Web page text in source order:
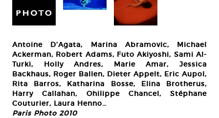
Antoine D’Agata, Marina Abramovic, Michael
Ackerman, Robert Adams, Futo Akiyoshi, Sami Al-
Turki, Holly Andres, Marie Amar, Jessica
Backhaus, Roger Ballen, Dieter Appelt, Eric Aupol,
Rita Barros, Katharina Bosse, Elina Brotherus,
Harry Callahan, Ohilippe Chancel, Stéphane
Couturier, Laura Henno…
Paris Photo 2010